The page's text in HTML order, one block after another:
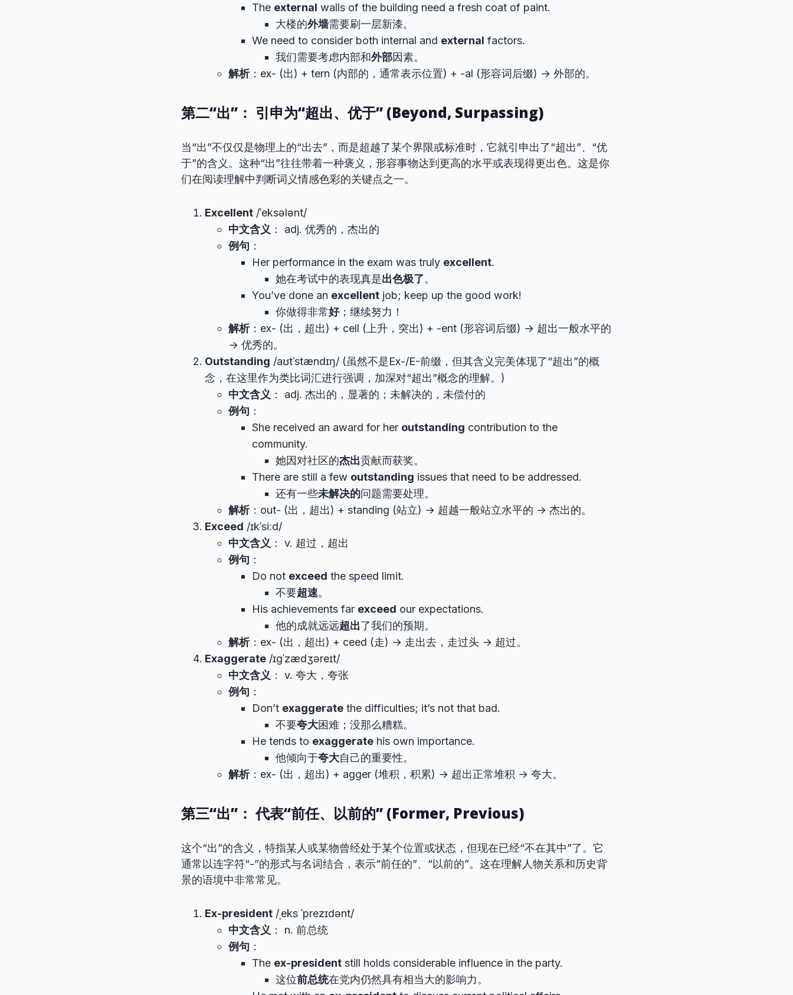
The external walls of the building need a fresh coat of paint.
大楼的外墙需要刷一层新漆。
We need to consider both internal and external factors.
我们需要考虑内部和外部因素。
解析：ex- (出) + tern (内部的，通常表示位置) + -al (形容词后缀) → 外部的。
第二“出”： 引申为“超出、优于” (Beyond, Surpassing)
当“出”不仅仅是物理上的“出去”，而是超越了某个界限或标准时，它就引申出了“超出”、“优
于”的含义。这种“出”往往带着一种褒义，形容事物达到更高的水平或表现得更出色。这是你
们在阅读理解中判断词义情感色彩的关键点之一。
Excellent /ˈeksələnt/
中文含义 ： adj. 优秀的，杰出的
例句 ：
Her performance in the exam was truly excellent.
她在考试中的表现真是出色极了。
You’ve done an excellent job; keep up the good work!
你做得非常好；继续努力！
解析：ex- (出，超出) + cell (上升，突出) + -ent (形容词后缀) → 超出一般水平的
→ 优秀的。
Outstanding /aʊtˈstændɪŋ/ (虽然不是Ex-/E-前缀，但其含义完美体现了“超出”的概
念，在这里作为类比词汇进行强调，加深对“超出”概念的理解。)
中文含义 ： adj. 杰出的，显著的；未解决的，未偿付的
例句 ：
She received an award for her outstanding contribution to the
community.
她因对社区的杰出贡献而获奖。
There are still a few outstanding issues that need to be addressed.
还有一些未解决的问题需要处理。
解析：out- (出，超出) + standing (站立) → 超越一般站立水平的 → 杰出的。
Exceed /ɪkˈsiːd/
中文含义 ： v. 超过，超出
例句 ：
Do not exceed the speed limit.
不要超速。
His achievements far exceed our expectations.
他的成就远远超出了我们的预期。
解析：ex- (出，超出) + ceed (走) → 走出去，走过头 → 超过。
Exaggerate /ɪɡˈzædʒəreɪt/
中文含义 ： v. 夸大，夸张
例句 ：
Don’t exaggerate the difficulties; it’s not that bad.
不要夸大困难；没那么糟糕。
He tends to exaggerate his own importance.
他倾向于夸大自己的重要性。
解析：ex- (出，超出) + agger (堆积，积累) → 超出正常堆积 → 夸大。
第三“出”： 代表“前任、以前的” (Former, Previous)
这个“出”的含义，特指某人或某物曾经处于某个位置或状态，但现在已经“不在其中”了。它
通常以连字符“-”的形式与名词结合，表示“前任的”、“以前的”。这在理解人物关系和历史背
景的语境中非常常见。
Ex-president /ˌeks ˈprezɪdənt/
中文含义 ： n. 前总统
例句 ：
The ex-president still holds considerable influence in the party.
这位前总统在党内仍然具有相当大的影响力。